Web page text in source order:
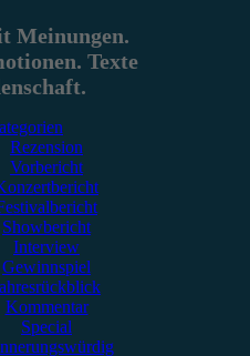
Meinungen.
Texte
Rezension
Vorbericht
Showbericht
Interview
Gewinnspiel
Kommentar
Special